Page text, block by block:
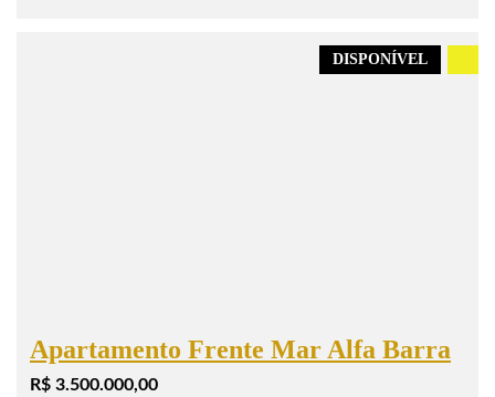
DISPONÍVEL
Apartamento Frente Mar Alfa Barra
R$ 3.500.000,00